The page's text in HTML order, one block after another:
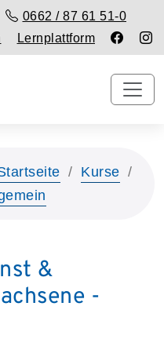
0662 / 87 61 51-0
Lernplattform
Kurse
&
-